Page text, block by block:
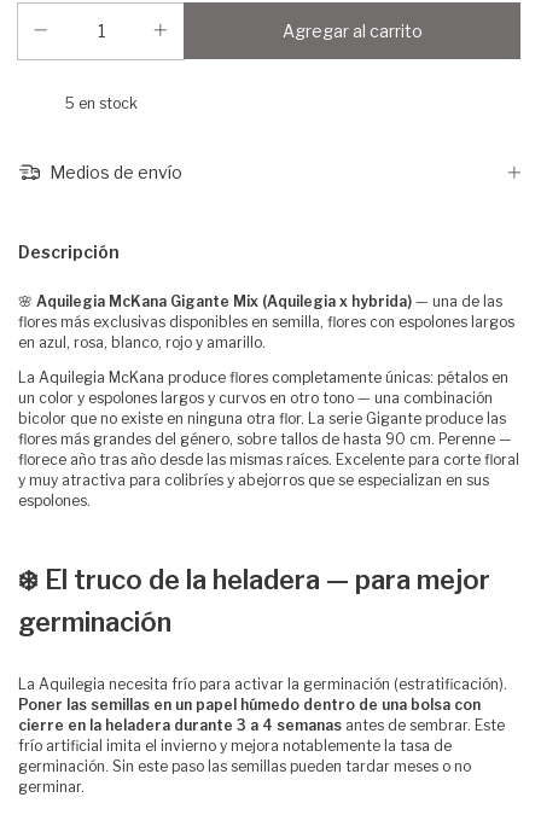
5 en stock
Medios de envío
Descripción
🌸 Aquilegia McKana Gigante Mix (Aquilegia x hybrida) — una de las
flores más exclusivas disponibles en semilla, flores con espolones largos
en azul, rosa, blanco, rojo y amarillo.
La Aquilegia McKana produce flores completamente únicas: pétalos en
un color y espolones largos y curvos en otro tono — una combinación
bicolor que no existe en ninguna otra flor. La serie Gigante produce las
flores más grandes del género, sobre tallos de hasta 90 cm. Perenne —
florece año tras año desde las mismas raíces. Excelente para corte floral
y muy atractiva para colibríes y abejorros que se especializan en sus
espolones.
❄️ El truco de la heladera — para mejor
germinación
La Aquilegia necesita frío para activar la germinación (estratificación).
Poner las semillas en un papel húmedo dentro de una bolsa con
cierre en la heladera durante 3 a 4 semanas antes de sembrar. Este
frío artificial imita el invierno y mejora notablemente la tasa de
germinación. Sin este paso las semillas pueden tardar meses o no
germinar.